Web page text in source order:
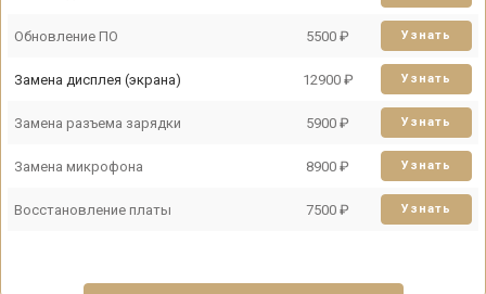
Обновление ПО 5500 ₽ Узнать
Замена дисплея (экрана) 12900 ₽ Узнать
Замена разъема зарядки 5900 ₽ Узнать
Замена микрофона 8900 ₽ Узнать
Восстановление платы 7500 ₽ Узнать